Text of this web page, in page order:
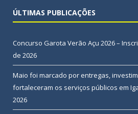
ÚLTIMAS PUBLICAÇÕES
Concurso Garota Verão Açu 2026 –
de 2026
Maio foi marcado por entregas,
fortaleceram os serviços públicos em
2026